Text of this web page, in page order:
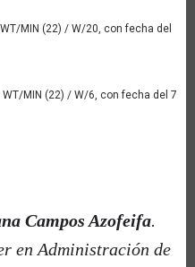
MIN (22) / W/20, con fecha del
MIN (22) / W/6, con fecha del 7
Campos Azofeifa.
en Administración de